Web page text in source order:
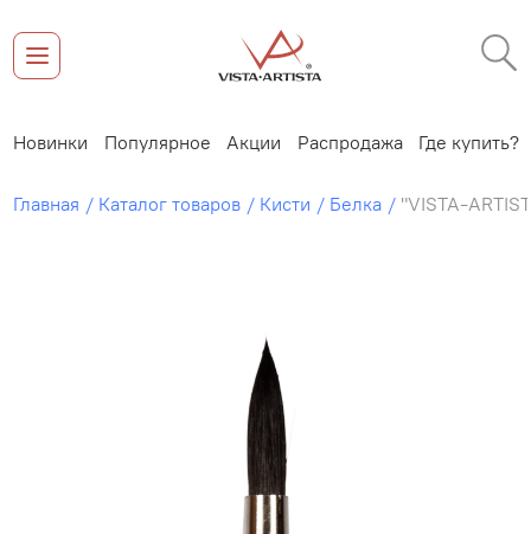
Новинки Популярное Акции Распродажа Где купить?
Главная Каталог товаров Кисти Белка "VISTA-